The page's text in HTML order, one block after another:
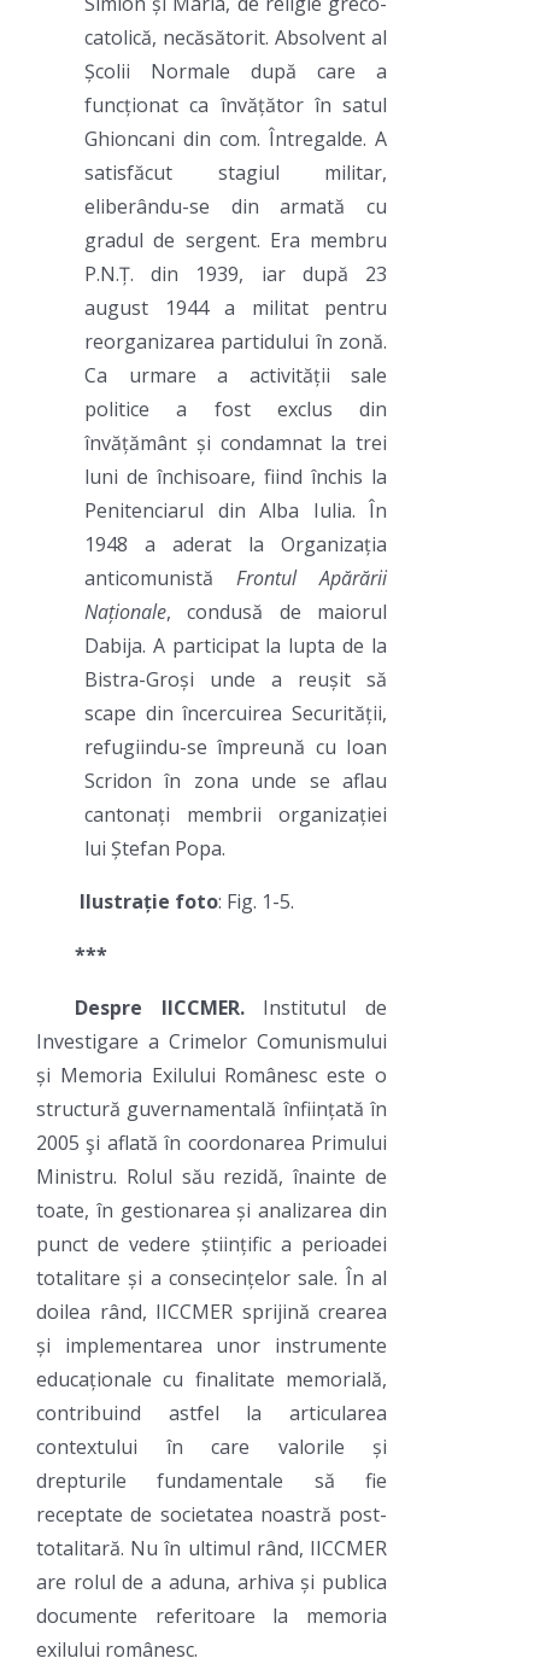
catolică, necăsătorit. Absolvent al
Școlii Normale după care a
funcționat ca învățător în satul
Ghioncani din com. Întregalde. A
satisfăcut stagiul militar,
eliberându-se din armată cu
gradul de sergent. Era membru
P.N.Ț. din 1939, iar după 23
august 1944 a militat pentru
reorganizarea partidului în zonă.
Ca urmare a activității sale
politice a fost exclus din
învățământ și condamnat la trei
luni de închisoare, fiind închis la
Penitenciarul din Alba Iulia. În
1948 a aderat la Organizația
anticomunistă Frontul Apărării
Naționale, condusă de maiorul
Dabija. A participat la lupta de la
Bistra-Groși unde a reușit să
scape din încercuirea Securității,
refugiindu-se împreună cu Ioan
Scridon în zona unde se aflau
cantonați membrii organizației
lui Ștefan Popa.
Ilustrație foto: Fig. 1-5.
***
Despre IICCMER.Institutul de
Investigare a Crimelor Comunismului
și Memoria Exilului Românesc este o
structură guvernamentală înființată în
2005 şi aflată în coordonarea Primului
Ministru. Rolul său rezidă, înainte de
toate, în gestionarea și analizarea din
punct de vedere științific a perioadei
totalitare și a consecințelor sale. În al
doilea rând, IICCMER sprijină crearea
și implementarea unor instrumente
educaționale cu finalitate memorială,
contribuind astfel la articularea
contextului în care valorile și
drepturile fundamentale să fie
receptate de societatea noastră post-
totalitară. Nu în ultimul rând, IICCMER
are rolul de a aduna, arhiva și publica
documente referitoare la memoria
exilului românesc.